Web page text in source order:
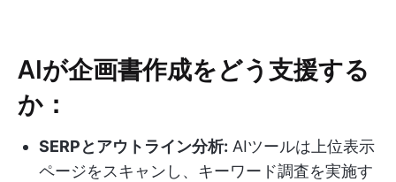
AIが企画書作成をどう支援する
か：
SERPとアウトライン分析: AIツールは上位表示
ページをスキャンし、キーワード調査を実施す